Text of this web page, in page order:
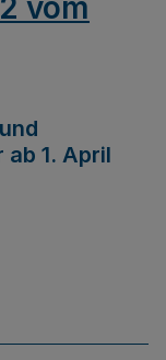
vom
1. April